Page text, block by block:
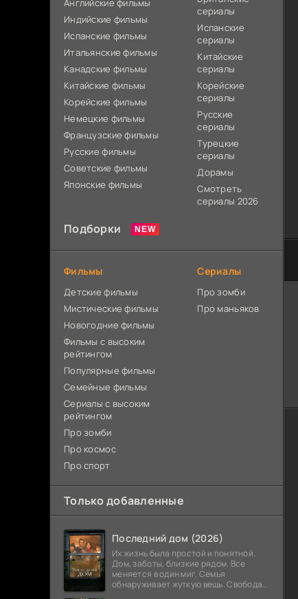
Английские фильмы
Индийские фильмы
Испанские фильмы
Итальянские фильмы
Канадские фильмы
Китайские фильмы
Корейские фильмы
Немецкие фильмы
Французские фильмы
Русские фильмы
Советские фильмы
Японские фильмы
сериалы
Испанские
сериалы
Китайские
сериалы
Корейские
сериалы
Русские
сериалы
Турецкие
сериалы
Дорамы
Смотреть
сериалы 2026
Подборки
Фильмы
Детские фильмы
Мистические фильмы
Новогодние фильмы
Фильмы с высоким
рейтингом
Популярные фильмы
Семейные фильмы
Сериалы с высоким
рейтингом
Про зомби
Про космос
Про спорт
Сериалы
Про зомби
Про маньяков
Только добавленные
Последний дом (2026)
Их жизнь была простой и понятной.
Дом, заботы, близкие рядом. Все
меняется в один миг. Семья
обнаруживает жуткую вещь. Свобода